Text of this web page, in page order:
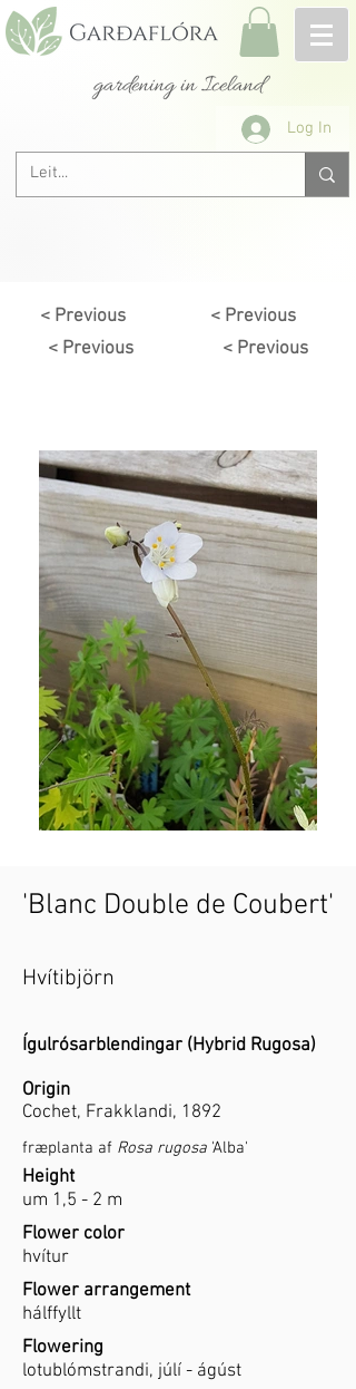
gardening in Iceland
Log In
< Previous
< Previous
< Previous
< Previous
'Blanc Double de Coubert'
Hvítibjörn
Ígulrósarblendingar (Hybrid Rugosa)
Origin
Cochet, Frakklandi, 1892
fræplanta af Rosa rugosa 'Alba'
Height
um 1,5 - 2 m
Flower color
hvítur
Flower arrangement
hálffyllt
Flowering
lotublómstrandi, júlí - ágúst